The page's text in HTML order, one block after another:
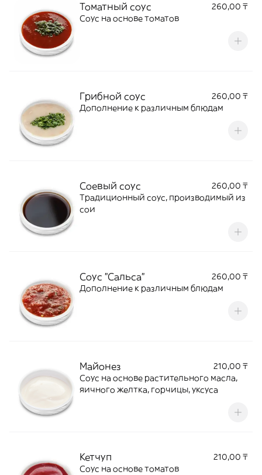
Томатный соус
260,00 ₸
Соус на основе томатов
Грибной соус
260,00 ₸
Дополнение к различным блюдам
Соевый соус
260,00 ₸
Традиционный соус, производимый из
сои
Соус "Сальса"
260,00 ₸
Дополнение к различным блюдам
Майонез
210,00 ₸
Соус на основе растительного масла,
яичного желтка, горчицы, уксуса
Кетчуп
210,00 ₸
Соус на основе томатов